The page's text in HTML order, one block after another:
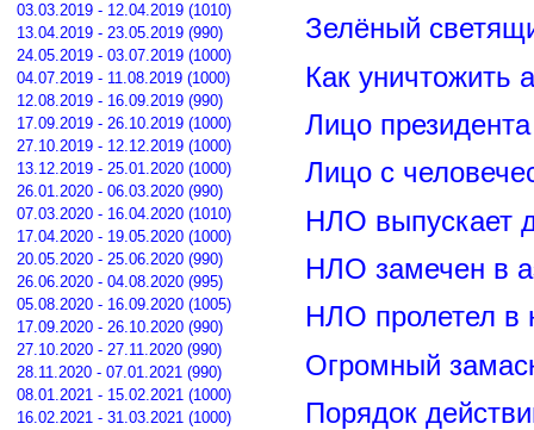
03.03.2019 - 12.04.2019 (1010)
13.04.2019 - 23.05.2019 (990)
24.05.2019 - 03.07.2019 (1000)
04.07.2019 - 11.08.2019 (1000)
12.08.2019 - 16.09.2019 (990)
17.09.2019 - 26.10.2019 (1000)
27.10.2019 - 12.12.2019 (1000)
13.12.2019 - 25.01.2020 (1000)
26.01.2020 - 06.03.2020 (990)
07.03.2020 - 16.04.2020 (1010)
17.04.2020 - 19.05.2020 (1000)
20.05.2020 - 25.06.2020 (990)
26.06.2020 - 04.08.2020 (995)
05.08.2020 - 16.09.2020 (1005)
17.09.2020 - 26.10.2020 (990)
27.10.2020 - 27.11.2020 (990)
28.11.2020 - 07.01.2021 (990)
08.01.2021 - 15.02.2021 (1000)
16.02.2021 - 31.03.2021 (1000)
Зелёный
Как уничтожить
Лицо
Лицо с
НЛО выпускает
НЛО замечен в
НЛО пролетел в
Огромный
Порядок